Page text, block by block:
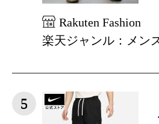
Rakuten Fashion
楽天ジャンル：メン
5